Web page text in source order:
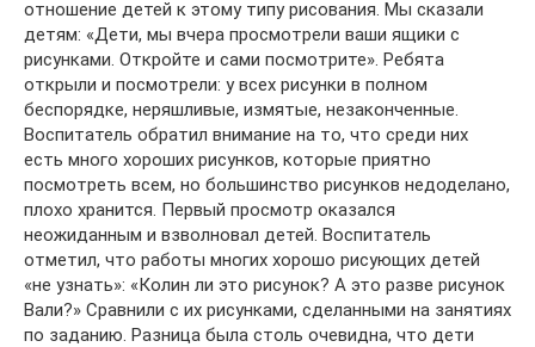
отношение детей к этому типу рисования. Мы сказали
детям: «Дети, мы вчера просмотрели ваши ящики с
рисунками. Откройте и сами посмотрите». Ребята
открыли и посмотрели: у всех рисунки в полном
беспорядке, неряшливые, измятые, незаконченные.
Воспитатель обратил внимание на то, что среди них
есть много хороших рисунков, которые приятно
посмотреть всем, но большинство рисунков недоделано,
плохо хранится. Первый просмотр оказался
неожиданным и взволновал детей. Воспитатель
отметил, что работы многих хорошо рисующих детей
«не узнать»: «Колин ли это рисунок? А это разве рисунок
Вали?» Сравнили с их рисунками, сделанными на занятиях
по заданию. Разница была столь очевидна, что дети